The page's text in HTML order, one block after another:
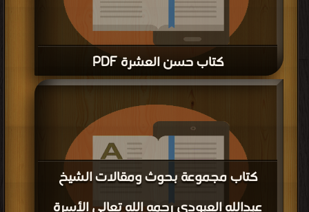
المطلقات والأرامل والمهجورات PDF
كتاب تحريم اختلاط المرأة بالرجال في
المؤسسات العامة PDF
مجانا | مكتبة >كتب في تحميل | التحميل : مرة/مرات